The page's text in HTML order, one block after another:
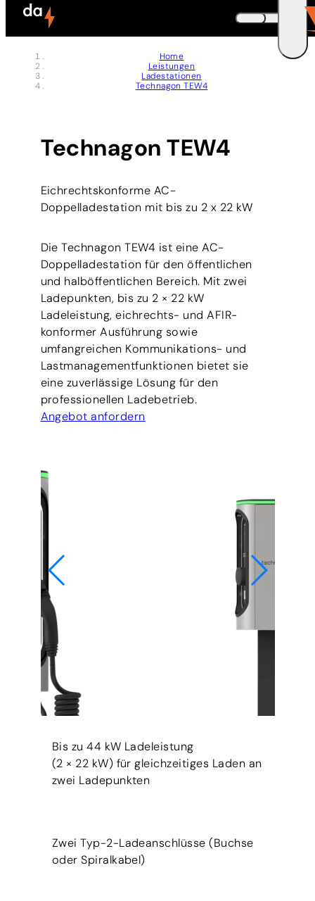
Zum Header springen (
Zum Inhalt springen (
Zum Footer springen (
zur Navigation springen (
zur Suche springen (
Barrierefreiheits-Widget öffnen ( + 6)
Zur Barrierefreiheitserklaerung ( + 7)
DEUTSCH
Home
Leistungen
Ladestationen
Technagon TEW4
Technagon TEW4
Eichrechtskonforme AC-
Doppelladestation mit bis zu 2 x 22 kW
Die Technagon TEW4 ist eine AC-
Doppelladestation für den öffentlichen
und halböffentlichen Bereich. Mit zwei
Ladepunkten, bis zu 2 × 22 kW
Ladeleistung, eichrechts- und AFIR-
konformer Ausführung sowie
umfangreichen Kommunikations- und
Lastmanagementfunktionen bietet sie
eine zuverlässige Lösung für den
professionellen Ladebetrieb.
Angebot anfordern
Bis zu 44 kW Ladeleistung
(2 × 22 kW) für gleichzeitiges Laden an
zwei Ladepunkten
Zwei Typ-2-Ladeanschlüsse (Buchse
oder Spiralkabel)